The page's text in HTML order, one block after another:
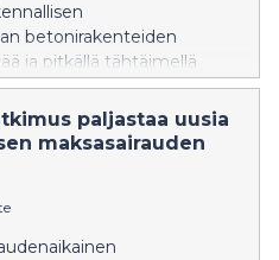
betonirakenteiden
ja pitkällä tähtäimellä
on käytetty
komponentteja.
suunnitellun
elinkaaren aikainen
tutkijat.
paljastaa uusia
maksasairauden